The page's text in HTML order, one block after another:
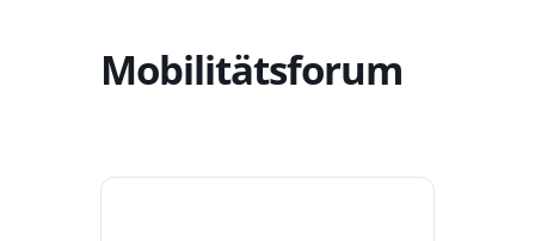
Mobilitätsforum